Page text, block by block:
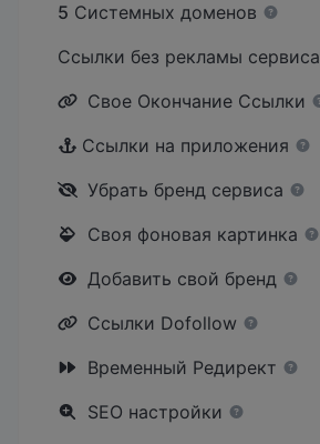
5 Системных доменов
Ссылки без рекламы сервиса
Свое Окончание Ссылки
Ссылки на приложения
Убрать бренд сервиса
Своя фоновая картинка
Добавить свой бренд
Ссылки Dofollow
Временный Редирект
SEO настройки